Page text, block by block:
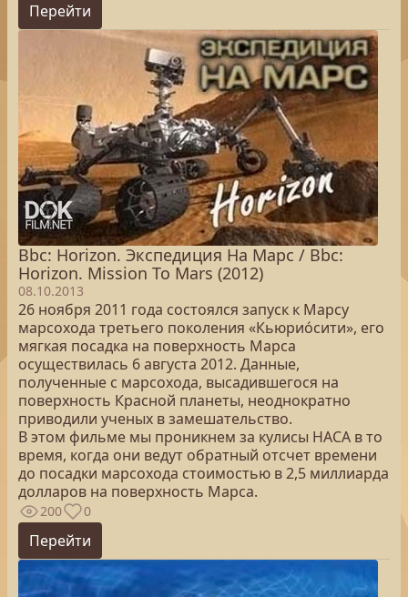
Перейти
Bbc: Horizon. Экспедиция На Марс / Bbc:
Horizon. Mission To Mars (2012)
08.10.2013
26 ноября 2011 года состоялся запуск к Марсу
марсохода третьего поколения «Кьюрио́сити», его
мягкая посадка на поверхность Марса
осуществилась 6 августа 2012. Данные,
полученные с марсохода, высадившегося на
поверхность Красной планеты, неоднократно
приводили ученых в замешательство.
В этом фильме мы проникнем за кулисы НАСА в то
время, когда они ведут обратный отсчет времени
до посадки марсохода стоимостью в 2,5 миллиарда
долларов на поверхность Марса.
200 0
Перейти